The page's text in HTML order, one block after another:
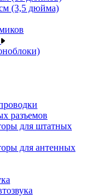
(3,5 дюйма)
разъемов
для штатных
для антенных